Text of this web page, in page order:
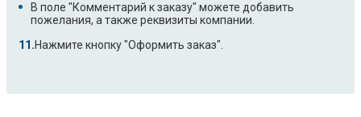
В поле "Комментарий к заказу" можете добавить
пожелания, а также реквизиты компании.
Нажмите кнопку "Оформить заказ".